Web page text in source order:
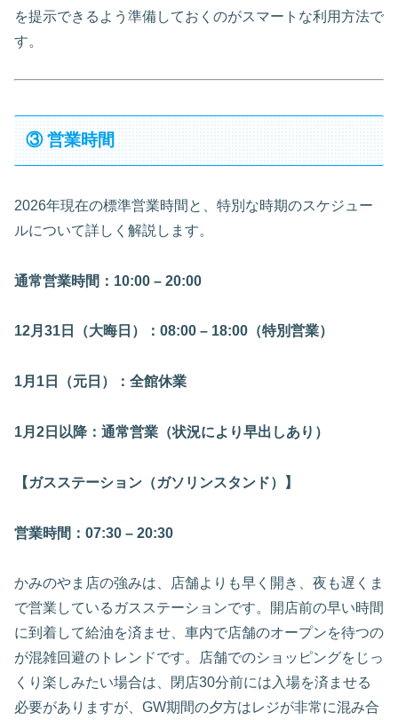
を提示できるよう準備しておくのがスマートな利用方法で
す。
③ 営業時間
2026年現在の標準営業時間と、特別な時期のスケジュー
ルについて詳しく解説します。
通常営業時間：10:00 – 20:00
12月31日（大晦日）：08:00 – 18:00（特別営業）
1月1日（元日）：全館休業
1月2日以降：通常営業（状況により早出しあり）
【ガスステーション（ガソリンスタンド）】
営業時間：07:30 – 20:30
かみのやま店の強みは、店舗よりも早く開き、夜も遅くま
で営業しているガスステーションです。開店前の早い時間
に到着して給油を済ませ、車内で店舗のオープンを待つの
が混雑回避のトレンドです。店舗でのショッピングをじっ
くり楽しみたい場合は、閉店30分前には入場を済ませる
必要がありますが、GW期間の夕方はレジが非常に混み合